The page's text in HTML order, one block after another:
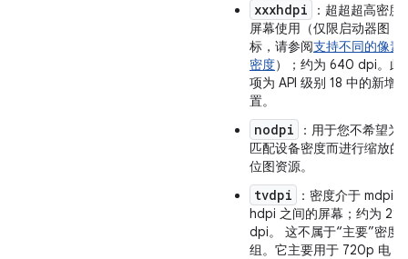
xxxhdpi
：超超超高密度
屏幕使用（仅限启动器图
标，请参阅支持不同的像素
密度）；约为 640 dpi。此
项为 API 级别 18 中的新增
置。
nodpi
：用于您不希望为
匹配设备密度而进行缩放的
位图资源。
tvdpi
：密度介于 mdpi
hdpi 之间的屏幕；约为 213
dpi。 这不属于“主要”密度
组。它主要用于 720p 电